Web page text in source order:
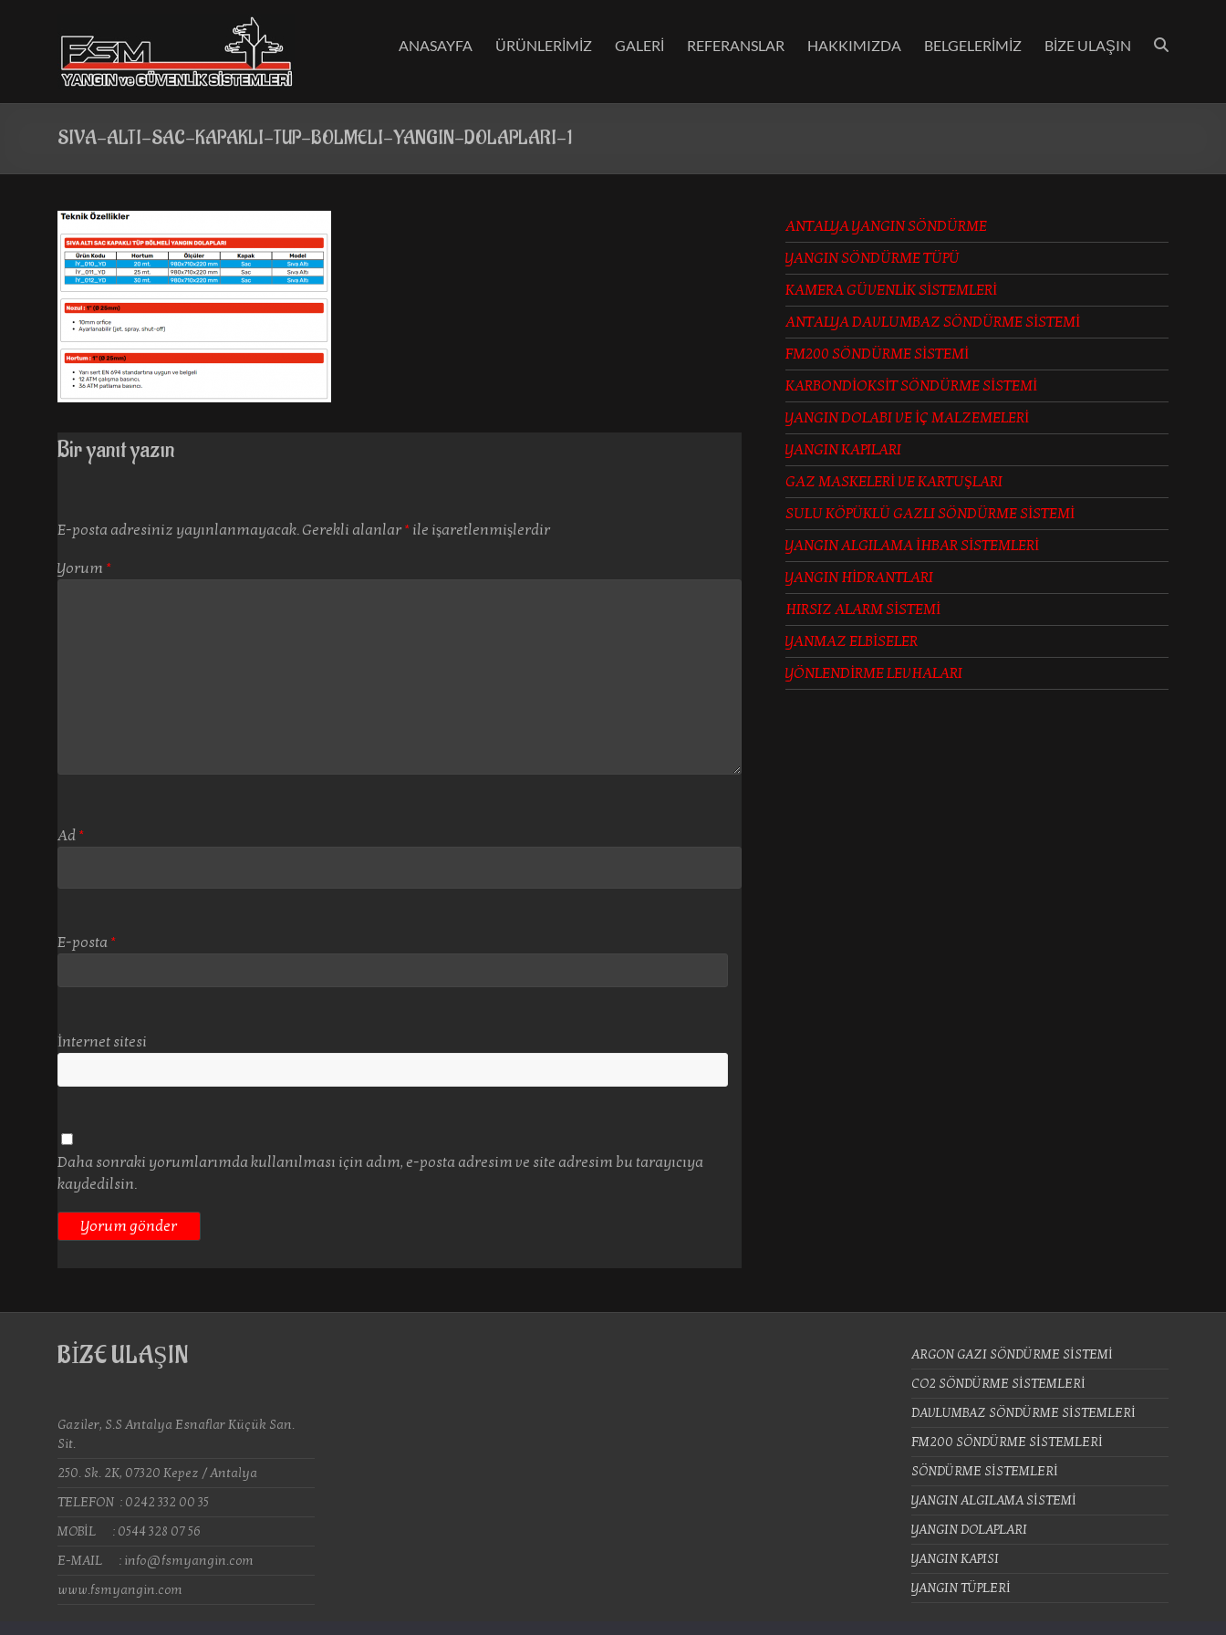
ANASAYFA ÜRÜNLERİMİZ GALERİ REFERANSLAR HAKKIMIZDA BELGELERİMİZ BİZE ULAŞIN
SIVA-ALTI-SAC-KAPAKLI-TUP-BOLMELI-YANGIN-DOLAPLARI-1
Bir yanıt yazın
E-posta adresiniz yayınlanmayacak. Gerekli alanlar * ile işaretlenmişlerdir
Yorum *
Ad *
E-posta *
İnternet sitesi
Daha sonraki yorumlarımda kullanılması için adım, e-posta adresim ve site adresim bu tarayıcıya
kaydedilsin.
ANTALYA YANGIN SÖNDÜRME
YANGIN SÖNDÜRME TÜPÜ
KAMERA GÜVENLİK SİSTEMLERİ
ANTALYA DAVLUMBAZ SÖNDÜRME SİSTEMİ
FM200 SÖNDÜRME SİSTEMİ
KARBONDİOKSİT SÖNDÜRME SİSTEMİ
YANGIN DOLABI VE İÇ MALZEMELERİ
YANGIN KAPILARI
GAZ MASKELERİ VE KARTUŞLARI
SULU KÖPÜKLÜ GAZLI SÖNDÜRME SİSTEMİ
YANGIN ALGILAMA İHBAR SİSTEMLERİ
YANGIN HİDRANTLARI
HIRSIZ ALARM SİSTEMİ
YANMAZ ELBİSELER
YÖNLENDİRME LEVHALARI
BİZE ULAŞIN
Gaziler, S.S Antalya Esnaflar Küçük San.
Sit.
250. Sk. 2K, 07320 Kepez / Antalya
TELEFON : 0242 332 00 35
MOBİL : 0544 328 07 56
E-MAIL : info@fsmyangin.com
www.fsmyangin.com
ARGON GAZI SÖNDÜRME SİSTEMİ
CO2 SÖNDÜRME SİSTEMLERİ
DAVLUMBAZ SÖNDÜRME SİSTEMLERİ
FM200 SÖNDÜRME SİSTEMLERİ
SÖNDÜRME SİSTEMLERİ
YANGIN ALGILAMA SİSTEMİ
YANGIN DOLAPLARI
YANGIN KAPISI
YANGIN TÜPLERİ